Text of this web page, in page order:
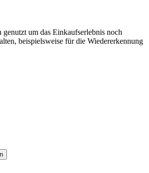
um das Einkaufserlebnis noch
beispielsweise für die Wiedererkennung